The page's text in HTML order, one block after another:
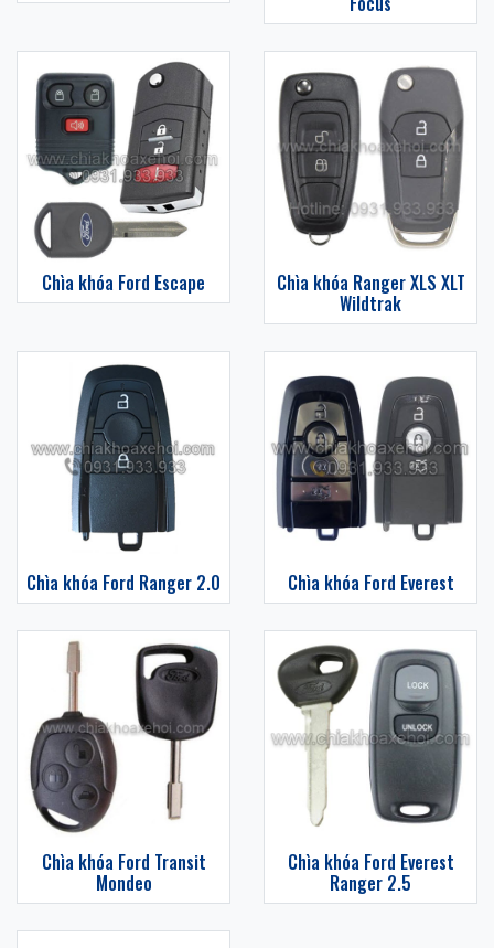
Chìa khóa Ford Escape Chìa khóa Ranger XLS XLT
Wildtrak
Chìa khóa Ford Ranger 2.0 Chìa khóa Ford Everest
Chìa khóa Ford Transit
Mondeo
Chìa khóa Ford Everest
Ranger 2.5